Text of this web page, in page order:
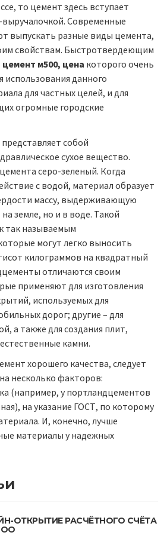
то цемент здесь вступает
Современные
выпускать разные виды цемента,
свойствам. Быстротвердеющим
цемент м500, цена которого очень
использования данного
для частных целей, и для
огромные городские
собой
сухое вещество.
серо-зеленый. Когда
с водой, материал образует
массу, выдерживающую
земле, но и в воде. Такой
так называемым
могут легко выносить
килограммов на квадратный
отличаются своим
применяют для изготовления
используемых для
дорог; другие – для
а также для создания плит,
камни.
хорошего качества, следует
несколько факторов:
(например, у портландцементов
на указание ГОСТ, по которому
И, конечно, лучше
материалы у надежных
ОТКРЫТИЕ РАСЧЁТНОГО СЧЁТА